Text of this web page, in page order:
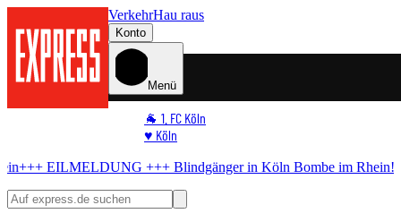
VerkehrHau raus
Konto
Menü
🐐 1. FC Köln
♥️ Köln
🏆 Sport
+++Blindgänger in KölnBombe im Rhein! Seilbahn stellt